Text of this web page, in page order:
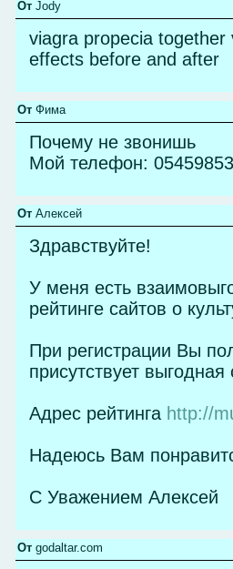
От Jody
viagra propecia
effects before and after
От Фима
Почему не звонишь
Мой телефон:
От Алексей
Здравствуйте!
У меня есть
рейтинге сайтов о
При регистрации Вы
присутствует
Адрес рейтинга http://
Надеюсь Вам
С Уважением Алексей
От godaltar.com